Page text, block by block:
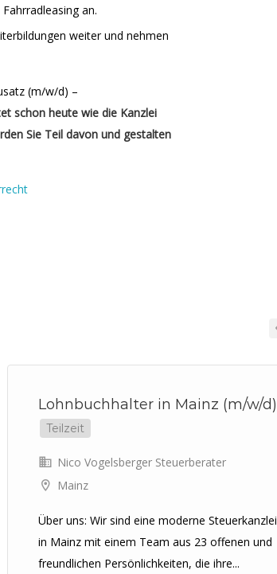
an.
weiter und nehmen
(m/w/d) –
schon heute wie die Kanzlei
Sie Teil davon und gestalten
Lohnbuchhalter in Mainz (m/w/d)
Teilzeit
Nico Vogelsberger Steuerberater
Mainz
Über uns: Wir sind eine moderne Steuerkanzlei
in Mainz mit einem Team aus 23 offenen und
freundlichen Persönlichkeiten, die ihre...